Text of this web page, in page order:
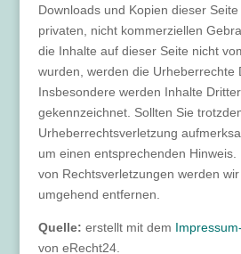
Downloads und Kopien dieser
privaten, nicht kommerziellen
die Inhalte auf dieser Seite nicht
wurden, werden die Urheberrechte
Insbesondere werden Inhalte
gekennzeichnet. Sollten Sie
Urheberrechtsverletzung
um einen entsprechenden Hinweis.
von Rechtsverletzungen werden
umgehend entfernen.
Quelle: erstellt mit dem
von eRecht24.